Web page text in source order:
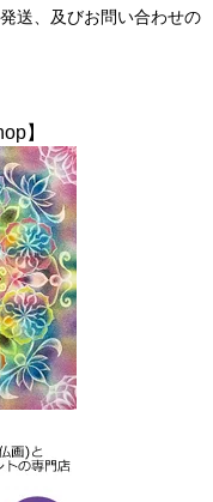
送、及びお問い合わせの
】